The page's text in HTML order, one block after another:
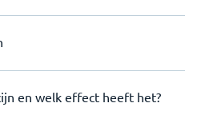
en welk effect heeft het?